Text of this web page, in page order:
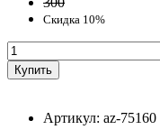
Скидка 10%
Артикул: az-75160